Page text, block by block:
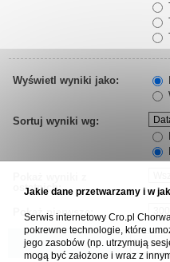
Wyświetl wyniki jako:
Sortuj wyniki wg:
ostatnich:
Pokaż pierwsze:
Jakie dane przetwarzamy i w
Serwis internetowy Cro.pl
pokrewne technologie, które
jego zasobów (np. utrzymują
mogą być założone i wraz z